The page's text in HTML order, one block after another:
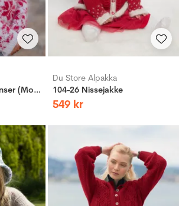
26-02a Carly barngenser (Mohair)
Du Store Alpakka
104-26 Nissejakke
549 kr